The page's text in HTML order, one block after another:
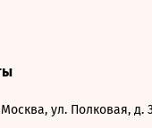
Москва, ул. Полковая, д.